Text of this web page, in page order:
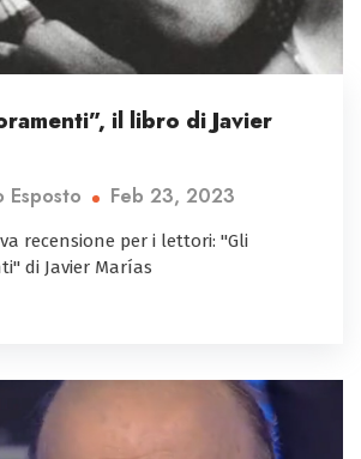
il libro di Javier
Esposto Feb 23, 2023
recensione per i lettori: "Gli
di Javier Marías